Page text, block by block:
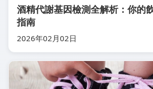
酒精代謝基因檢測全解析：你的
指南
2026年02月02日